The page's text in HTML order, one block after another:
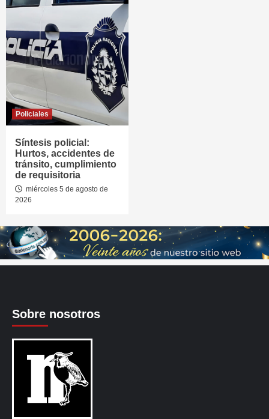
Policiales
Síntesis policial:
Hurtos, accidentes de
tránsito, cumplimiento
de requisitoria
miércoles 5 de agosto de
2026
Sobre nosotros